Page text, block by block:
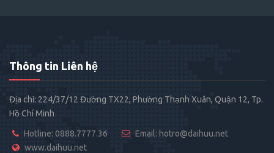
Thông tin Liên hệ
Địa chỉ: 224/37/12 Đường TX22, Phường Thạnh Xuân, Quận 12, Tp.
Hồ Chí Minh
Hotline: 0888.7777.36
Email: hotro@daihuu.net
www.daihuu.net